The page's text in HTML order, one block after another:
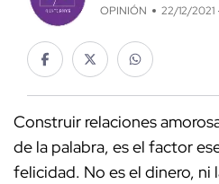
OPINIÓN 22/12/2021
Construir relaciones
de la palabra, es el factor
felicidad. No es el dinero, ni